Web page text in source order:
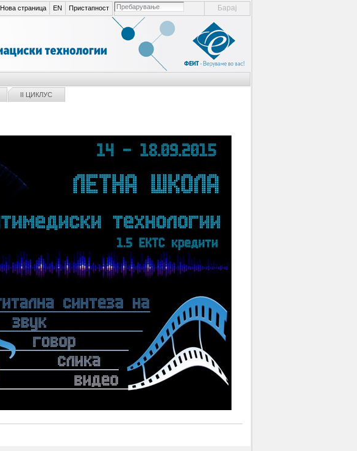
пребарување ел. места
напредно пребарување...
Пристапност
EN
Нова страница
II ЦИКЛУС